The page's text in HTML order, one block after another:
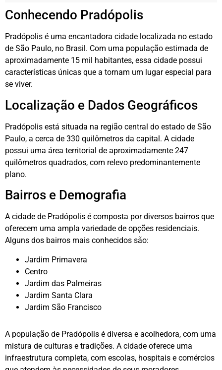
Conhecendo Pradópolis
Pradópolis é uma encantadora cidade localizada no estado
de São Paulo, no Brasil. Com uma população estimada de
aproximadamente 15 mil habitantes, essa cidade possui
características únicas que a tornam um lugar especial para
se viver.
Localização e Dados Geográficos
Pradópolis está situada na região central do estado de São
Paulo, a cerca de 330 quilômetros da capital. A cidade
possui uma área territorial de aproximadamente 247
quilômetros quadrados, com relevo predominantemente
plano.
Bairros e Demografia
A cidade de Pradópolis é composta por diversos bairros que
oferecem uma ampla variedade de opções residenciais.
Alguns dos bairros mais conhecidos são:
Jardim Primavera
Centro
Jardim das Palmeiras
Jardim Santa Clara
Jardim São Francisco
A população de Pradópolis é diversa e acolhedora, com uma
mistura de culturas e tradições. A cidade oferece uma
infraestrutura completa, com escolas, hospitais e comércios